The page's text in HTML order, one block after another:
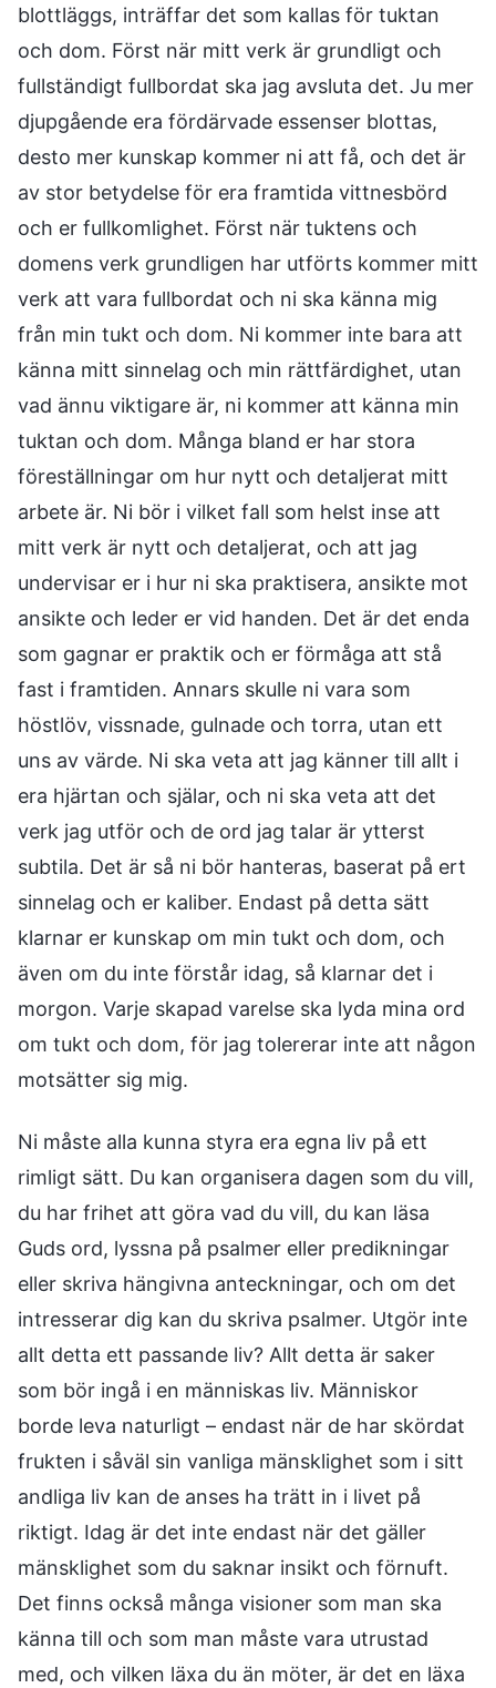
blottläggs, inträffar det som kallas för tuktan
och dom. Först när mitt verk är grundligt och
fullständigt fullbordat ska jag avsluta det. Ju mer
djupgående era fördärvade essenser blottas,
desto mer kunskap kommer ni att få, och det är
av stor betydelse för era framtida vittnesbörd
och er fullkomlighet. Först när tuktens och
domens verk grundligen har utförts kommer mitt
verk att vara fullbordat och ni ska känna mig
från min tukt och dom. Ni kommer inte bara att
känna mitt sinnelag och min rättfärdighet, utan
vad ännu viktigare är, ni kommer att känna min
tuktan och dom. Många bland er har stora
föreställningar om hur nytt och detaljerat mitt
arbete är. Ni bör i vilket fall som helst inse att
mitt verk är nytt och detaljerat, och att jag
undervisar er i hur ni ska praktisera, ansikte mot
ansikte och leder er vid handen. Det är det enda
som gagnar er praktik och er förmåga att stå
fast i framtiden. Annars skulle ni vara som
höstlöv, vissnade, gulnade och torra, utan ett
uns av värde. Ni ska veta att jag känner till allt i
era hjärtan och själar, och ni ska veta att det
verk jag utför och de ord jag talar är ytterst
subtila. Det är så ni bör hanteras, baserat på ert
sinnelag och er kaliber. Endast på detta sätt
klarnar er kunskap om min tukt och dom, och
även om du inte förstår idag, så klarnar det i
morgon. Varje skapad varelse ska lyda mina ord
om tukt och dom, för jag tolererar inte att någon
motsätter sig mig.
Ni måste alla kunna styra era egna liv på ett
rimligt sätt. Du kan organisera dagen som du vill,
du har frihet att göra vad du vill, du kan läsa
Guds ord, lyssna på psalmer eller predikningar
eller skriva hängivna anteckningar, och om det
intresserar dig kan du skriva psalmer. Utgör inte
allt detta ett passande liv? Allt detta är saker
som bör ingå i en människas liv. Människor
borde leva naturligt – endast när de har skördat
frukten i såväl sin vanliga mänsklighet som i sitt
andliga liv kan de anses ha trätt in i livet på
riktigt. Idag är det inte endast när det gäller
mänsklighet som du saknar insikt och förnuft.
Det finns också många visioner som man ska
känna till och som man måste vara utrustad
med, och vilken läxa du än möter, är det en läxa